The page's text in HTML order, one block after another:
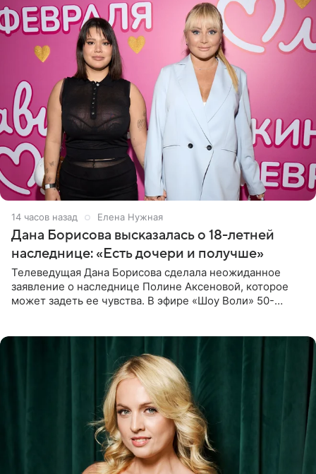
14 часов назад Елена Нужная
Дана Борисова высказалась о 18-летней
наследнице: «Есть дочери и получше»
Телеведущая Дана Борисова сделала неожиданное
заявление о наследнице Полине Аксеновой, которое
может задеть ее чувства. В эфире «Шоу Воли» 50-